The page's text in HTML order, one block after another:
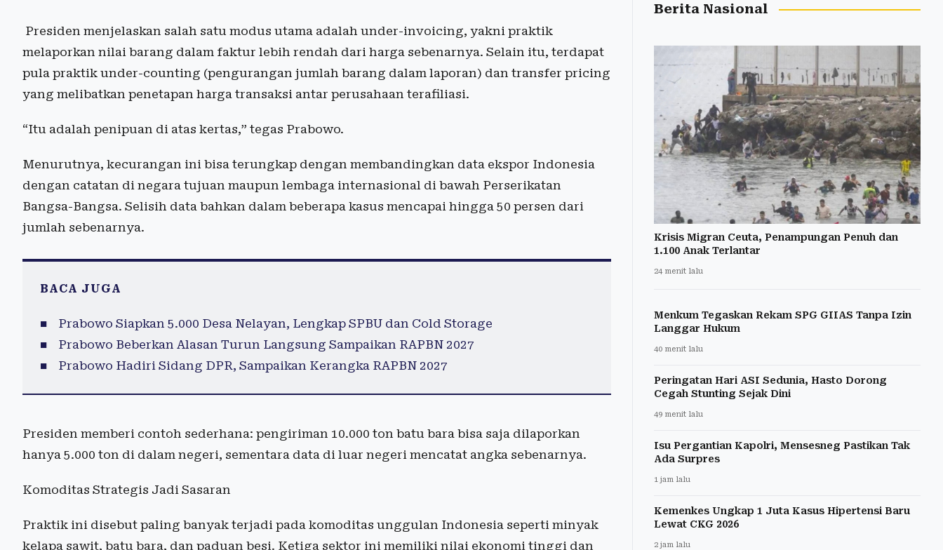
Presiden menjelaskan salah satu modus utama adalah under-invoicing, yakni praktik
melaporkan nilai barang dalam faktur lebih rendah dari harga sebenarnya. Selain itu, terdapat
pula praktik under-counting (pengurangan jumlah barang dalam laporan) dan transfer pricing
yang melibatkan penetapan harga transaksi antar perusahaan terafiliasi.
“Itu adalah penipuan di atas kertas,” tegas Prabowo.
Menurutnya, kecurangan ini bisa terungkap dengan membandingkan data ekspor Indonesia
dengan catatan di negara tujuan maupun lembaga internasional di bawah Perserikatan
Bangsa-Bangsa. Selisih data bahkan dalam beberapa kasus mencapai hingga 50 persen dari
jumlah sebenarnya.
BACA JUGA
Prabowo Siapkan 5.000 Desa Nelayan, Lengkap SPBU dan Cold Storage
Prabowo Beberkan Alasan Turun Langsung Sampaikan RAPBN 2027
Prabowo Hadiri Sidang DPR, Sampaikan Kerangka RAPBN 2027
Presiden memberi contoh sederhana: pengiriman 10.000 ton batu bara bisa saja dilaporkan
hanya 5.000 ton di dalam negeri, sementara data di luar negeri mencatat angka sebenarnya.
Komoditas Strategis Jadi Sasaran
Praktik ini disebut paling banyak terjadi pada komoditas unggulan Indonesia seperti minyak
kelapa sawit, batu bara, dan paduan besi. Ketiga sektor ini memiliki nilai ekonomi tinggi dan
Berita Nasional
Krisis Migran Ceuta, Penampungan Penuh dan
1.100 Anak Terlantar
24 menit lalu
Menkum Tegaskan Rekam SPG GIIAS Tanpa Izin
Langgar Hukum
40 menit lalu
Peringatan Hari ASI Sedunia, Hasto Dorong
Cegah Stunting Sejak Dini
49 menit lalu
Isu Pergantian Kapolri, Mensesneg Pastikan Tak
Ada Surpres
1 jam lalu
Kemenkes Ungkap 1 Juta Kasus Hipertensi Baru
Lewat CKG 2026
2 jam lalu